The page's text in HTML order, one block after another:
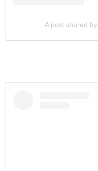
A post shared